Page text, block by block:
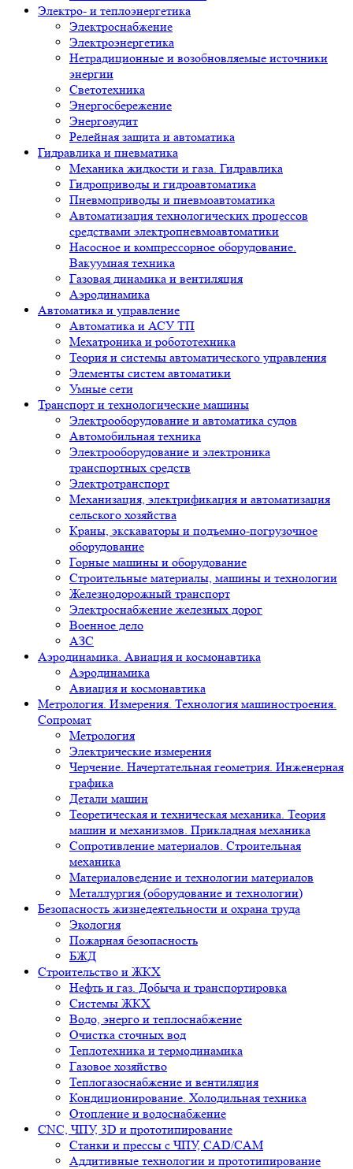
Электро- и теплоэнергетика
Электроснабжение
Электроэнергетика
Нетрадиционные и возобновляемые источники
энергии
Светотехника
Энергосбережение
Энергоаудит
Релейная защита и автоматика
Гидравлика и пневматика
Механика жидкости и газа. Гидравлика
Гидроприводы и гидроавтоматика
Пневмоприводы и пневмоавтоматика
Автоматизация технологических процессов
средствами электропневмоавтоматики
Насосное и компрессорное оборудование.
Вакуумная техника
Газовая динамика и вентиляция
Аэродинамика
Автоматика и управление
Автоматика и АСУ ТП
Мехатроника и робототехника
Теория и системы автоматического управления
Элементы систем автоматики
Умные сети
Транспорт и технологические машины
Электрооборудование и автоматика судов
Автомобильная техника
Электрооборудование и электроника
транспортных средств
Электротранспорт
Механизация, электрификация и автоматизация
сельского хозяйства
Краны, экскаваторы и подъемно-погрузочное
оборудование
Горные машины и оборудование
Строительные материалы, машины и технологии
Железнодорожный транспорт
Электроснабжение железных дорог
Военное дело
АЗС
Аэродинамика. Авиация и космонавтика
Аэродинамика
Авиация и космонавтика
Метрология. Измерения. Технология машиностроения.
Сопромат
Метрология
Электрические измерения
Черчение. Начертательная геометрия. Инженерная
графика
Детали машин
Теоретическая и техническая механика. Теория
машин и механизмов. Прикладная механика
Сопротивление материалов. Строительная
механика
Материаловедение и технологии материалов
Металлургия (оборудование и технологии)
Безопасность жизнедеятельности и охрана труда
Экология
Пожарная безопасность
БЖД
Строительство и ЖКХ
Нефть и газ. Добыча и транспортировка
Системы ЖКХ
Водо, энерго и теплоснабжение
Очистка сточных вод
Теплотехника и термодинамика
Газовое хозяйство
Теплогазоснабжение и вентиляция
Кондиционирование. Холодильная техника
Отопление и водоснабжение
CNC, ЧПУ, 3D и прототипирование
Станки и прессы с ЧПУ, CAD/CAM
Аддитивные технологии и прототипирование